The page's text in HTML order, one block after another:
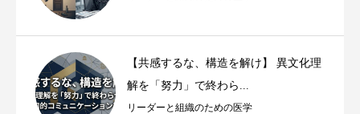
【共感するな、構造を解け】 異文化理
解を「努力」で終わら...
リーダーと組織のための医学